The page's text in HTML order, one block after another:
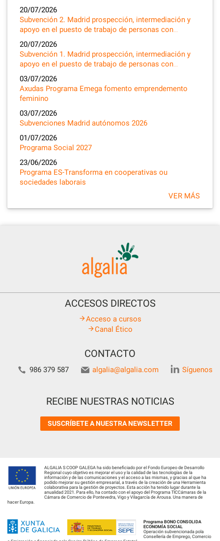
20/07/2026
Subvención 2. Madrid prospección, intermediación y
apoyo en el puesto de trabajo de personas con…
20/07/2026
Subvención 1. Madrid prospección, intermediación y
apoyo en el puesto de trabajo de personas con…
03/07/2026
Axudas Programa Emega fomento emprendemento
feminino
03/07/2026
Subvenciones Madrid autónomos 2026
01/07/2026
Programa Social 2027
23/06/2026
Programa ES-Transforma en cooperativas ou
sociedades laborais
VER MÁS
ACCESOS DIRECTOS
Acceso a cursos
Canal Ético
CONTACTO
986 379 587 algalia@algalia.com Síguenos
RECIBE NUESTRAS NOTICIAS
SUSCRÍBETE A NUESTRA NEWSLETTER
ALGALIA S COOP GALEGA ha sido beneficiado por el Fondo Europeo de Desarrollo
Regional cuyo objetivo es mejorar el uso y la calidad de las tecnologías de la
información y de las comunicaciones y el acceso a las mismas, y gracias al que ha
podido mejorar su gestión empresarial, a través de la creación de una Herramienta
colaborativa para la gestión de proyectos. Esta acción ha tenido lugar durante la
anualidad 2021. Para ello, ha contado con el apoyo del Programa TICCámaras de la
Cámara de Comercio de Pontevedra, Vigo y Vilagarcía de Arousa. Una manera de
hacer Europa.
Programa BONO CONSOLIDA
ECONOMÍA SOCIAL
Operación subvencionada pola
Consellería de Emprego, Comercio